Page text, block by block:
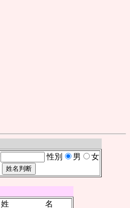
性別 男 女
姓
名